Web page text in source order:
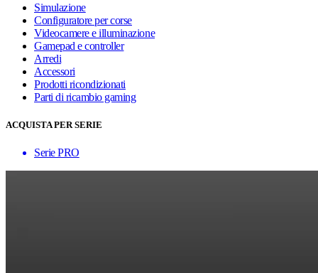
Simulazione
Configuratore per corse
Videocamere e illuminazione
Gamepad e controller
Arredi
Accessori
Prodotti ricondizionati
Parti di ricambio gaming
ACQUISTA PER SERIE
Serie PRO